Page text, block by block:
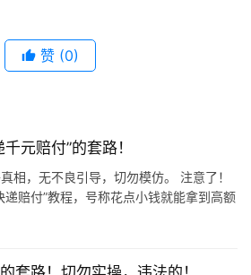
赞 (0)
元赔付”的套路！
相，无不良引导，切勿模仿。 注意了！
递赔付”教程，号称花点小钱就能拿到高额